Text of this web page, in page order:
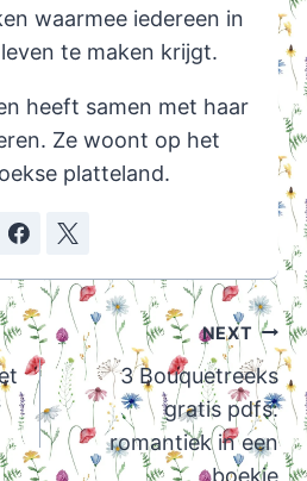
waarmee iedereen in
te maken krijgt.
heeft samen met haar
Ze woont op het
platteland.
NEXT
3 Bouquetreeks
gratis pdfs:
romantiek in een
boekje